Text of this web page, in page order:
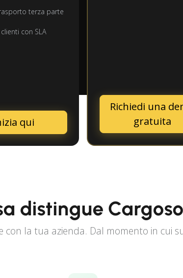
terza parte
con SLA
qui
Richiedi una
gratuita
distingue
la tua azienda. Dal momento in cui